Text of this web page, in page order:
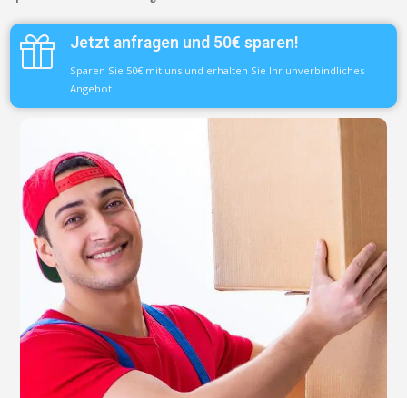
Jetzt anfragen und 50€ sparen!
Sparen Sie 50€ mit uns und erhalten Sie Ihr unverbindliches
Angebot.